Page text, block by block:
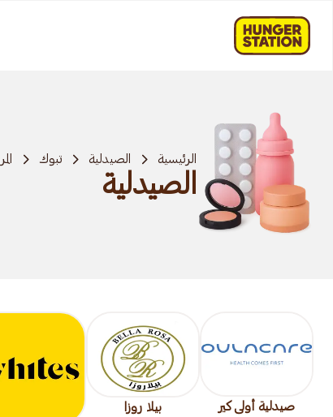
الرئيسية الصيدلية تبوك
الصيدلية
صيدلية أولى كير بيلا روزا